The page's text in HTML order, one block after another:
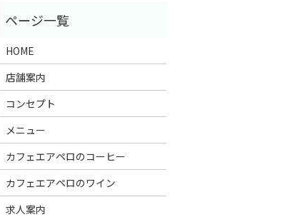
HOME
店舗案内
コンセプト
メニュー
カフェエアペロのコーヒー
カフェエアペロのワイン
求人案内